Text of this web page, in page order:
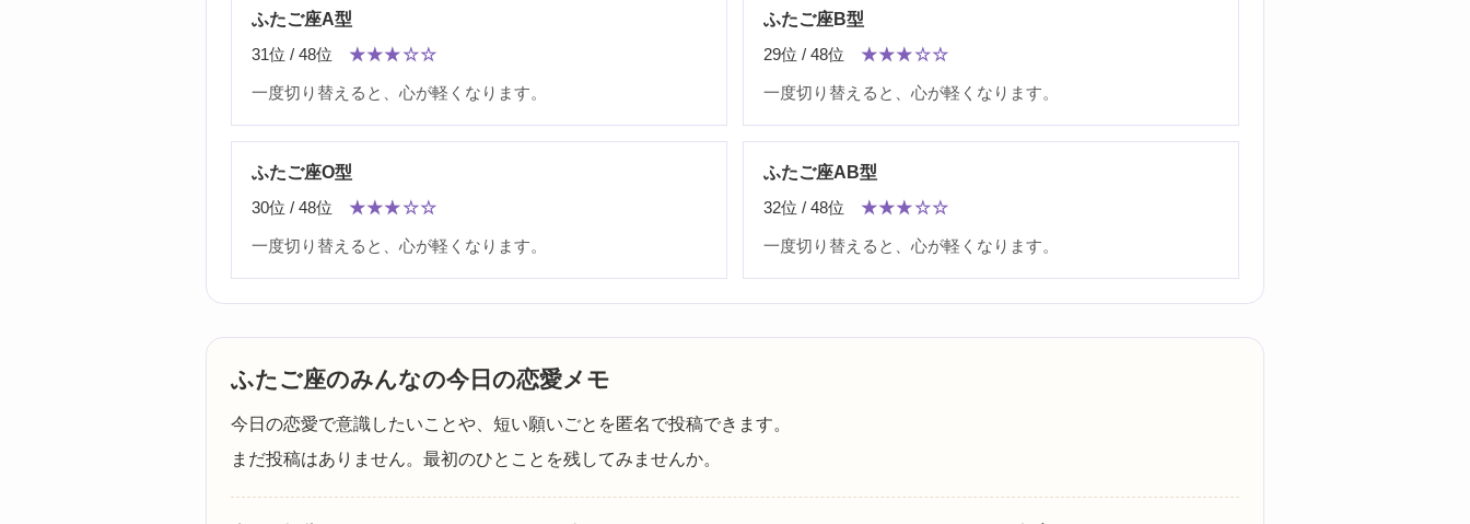
ふたご座A型
31位 / 48位 ★★★☆☆
一度切り替えると、心が軽くなります。
ふたご座B型
29位 / 48位 ★★★☆☆
一度切り替えると、心が軽くなります。
ふたご座O型
30位 / 48位 ★★★☆☆
一度切り替えると、心が軽くなります。
ふたご座AB型
32位 / 48位 ★★★☆☆
一度切り替えると、心が軽くなります。
ふたご座のみんなの今日の恋愛メモ
今日の恋愛で意識したいことや、短い願いごとを匿名で投稿できます。
まだ投稿はありません。最初のひとことを残してみませんか。